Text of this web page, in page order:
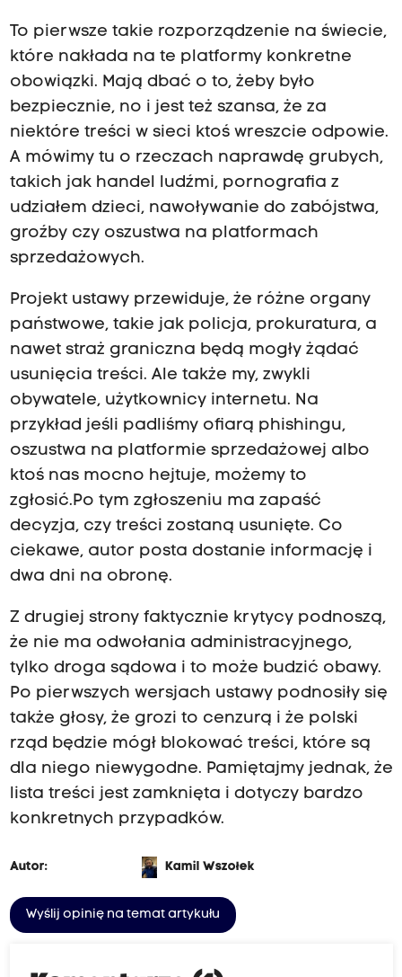
To pierwsze takie rozporządzenie na świecie,
które nakłada na te platformy konkretne
obowiązki. Mają dbać o to, żeby było
bezpiecznie, no i jest też szansa, że za
niektóre treści w sieci ktoś wreszcie odpowie.
A mówimy tu o rzeczach naprawdę grubych,
takich jak handel ludźmi, pornografia z
udziałem dzieci, nawoływanie do zabójstwa,
groźby czy oszustwa na platformach
sprzedażowych.
Projekt ustawy przewiduje, że różne organy
państwowe, takie jak policja, prokuratura, a
nawet straż graniczna będą mogły żądać
usunięcia treści. Ale także my, zwykli
obywatele, użytkownicy internetu. Na
przykład jeśli padliśmy ofiarą phishingu,
oszustwa na platformie sprzedażowej albo
ktoś nas mocno hejtuje, możemy to
zgłosić.Po tym zgłoszeniu ma zapaść
decyzja, czy treści zostaną usunięte. Co
ciekawe, autor posta dostanie informację i
dwa dni na obronę.
Z drugiej strony faktycznie krytycy podnoszą,
że nie ma odwołania administracyjnego,
tylko droga sądowa i to może budzić obawy.
Po pierwszych wersjach ustawy podnosiły się
także głosy, że grozi to cenzurą i że polski
rząd będzie mógł blokować treści, które są
dla niego niewygodne. Pamiętajmy jednak, że
lista treści jest zamknięta i dotyczy bardzo
konkretnych przypadków.
Autor: Kamil Wszołek
Wyślij opinię na temat artykułu